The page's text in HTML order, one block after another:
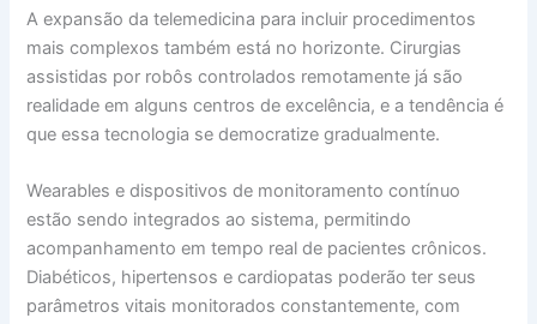
A expansão da telemedicina para incluir procedimentos
mais complexos também está no horizonte. Cirurgias
assistidas por robôs controlados remotamente já são
realidade em alguns centros de excelência, e a tendência é
que essa tecnologia se democratize gradualmente.
Wearables e dispositivos de monitoramento contínuo
estão sendo integrados ao sistema, permitindo
acompanhamento em tempo real de pacientes crônicos.
Diabéticos, hipertensos e cardiopatas poderão ter seus
parâmetros vitais monitorados constantemente, com